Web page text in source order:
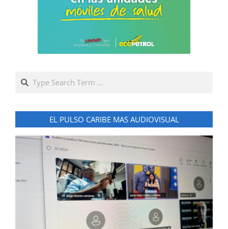
Search
EL PULSO CARIBE MAS AUDIOVISUAL